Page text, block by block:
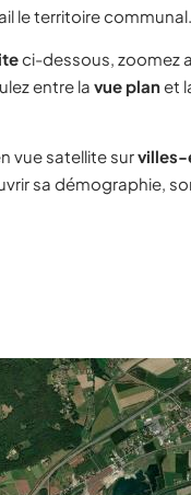
le territoire communal.
ci-dessous, zoomez
entre la vue planet
vue satellite sur
sa démographie,